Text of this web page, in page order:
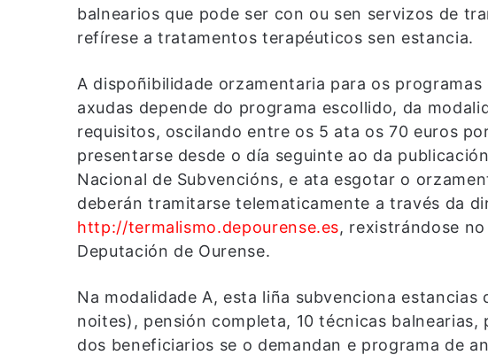
balnearios que pode ser con ou sen servizos de
refírese a tratamentos terapéuticos sen estancia.
A dispoñibilidade orzamentaria para os
axudas depende do programa escollido, da
requisitos, oscilando entre os 5 ata os 70 euros
presentarse desde o día seguinte ao da
Nacional de Subvencións, e ata esgotar o
deberán tramitarse telematicamente a través da
http://termalismo.depourense.es, rexistrándose
Deputación de Ourense.
Na modalidade A, esta liña subvenciona estancias
noites), pensión completa, 10 técnicas balnearias,
dos beneficiarios se o demandan e programa de